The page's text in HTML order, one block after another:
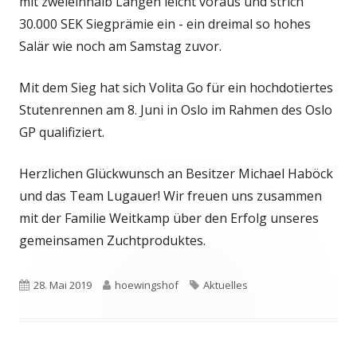
30.000 SEK Siegprämie ein - ein dreimal so hohes
Salär wie noch am Samstag zuvor.
Mit dem Sieg hat sich Volita Go für ein hochdotiertes
Stutenrennen am 8. Juni in Oslo im Rahmen des Oslo
GP qualifiziert.
Herzlichen Glückwunsch an Besitzer Michael Haböck
und das Team Lugauer! Wir freuen uns zusammen
mit der Familie Weitkamp über den Erfolg unseres
gemeinsamen Zuchtproduktes.
Veröffentlicht
28. Mai 2019 Autor
hoewingshof Schlagwörter
Aktuelles